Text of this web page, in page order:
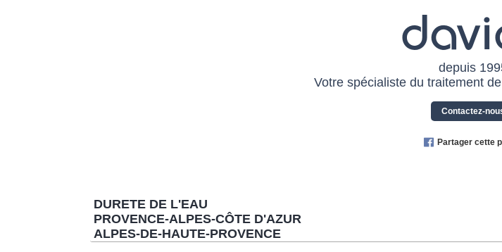
depuis
Votre spécialiste du traitement
Contactez-
Partager cette
DURETE DE L'EAU
PROVENCE-ALPES-CÔTE D'AZUR
ALPES-DE-HAUTE-PROVENCE